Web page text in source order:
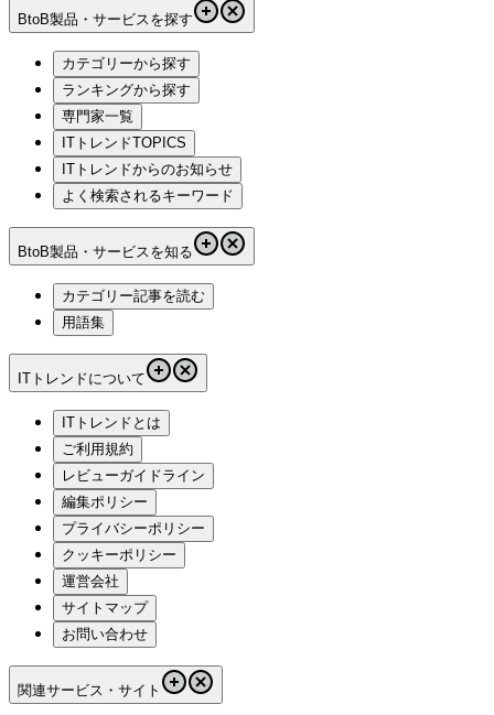
BtoB製品・サービスを探す
カテゴリーから探す
ランキングから探す
専門家一覧
ITトレンドTOPICS
ITトレンドからのお知らせ
よく検索されるキーワード
BtoB製品・サービスを知る
カテゴリー記事を読む
用語集
ITトレンドについて
ITトレンドとは
ご利用規約
レビューガイドライン
編集ポリシー
プライバシーポリシー
クッキーポリシー
運営会社
サイトマップ
お問い合わせ
関連サービス・サイト